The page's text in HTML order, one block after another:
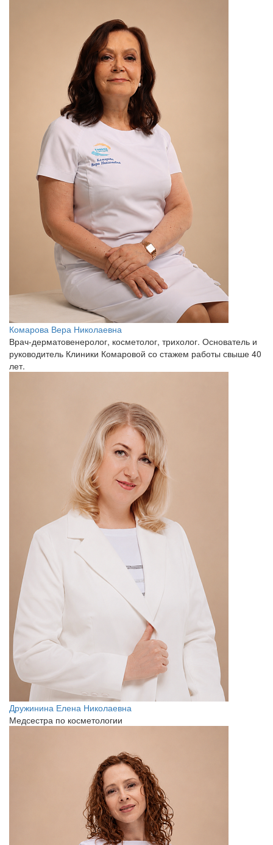
Комарова Вера Николаевна
Врач-дерматовенеролог, косметолог, трихолог. Основатель и
руководитель Клиники Комаровой со стажем работы свыше 40
лет.
Дружинина Елена Николаевна
Медсестра по косметологии